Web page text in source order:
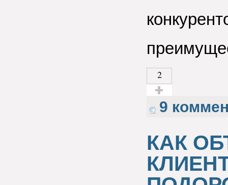
2
Голос за!
9
КАК